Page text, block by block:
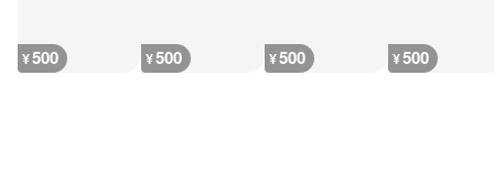
¥500 ¥500 ¥500 ¥500